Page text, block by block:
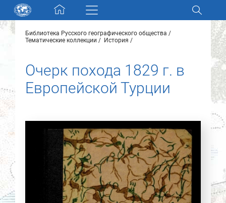
Skip navigation
Разделы и коллекции
Электронный каталог
Новости
О нас
Контакты
Партнеры
Найти
Библиотека Русского географического общества
Тематические коллекции
История
Очерк похода 1829 г. в
Европейской Турции